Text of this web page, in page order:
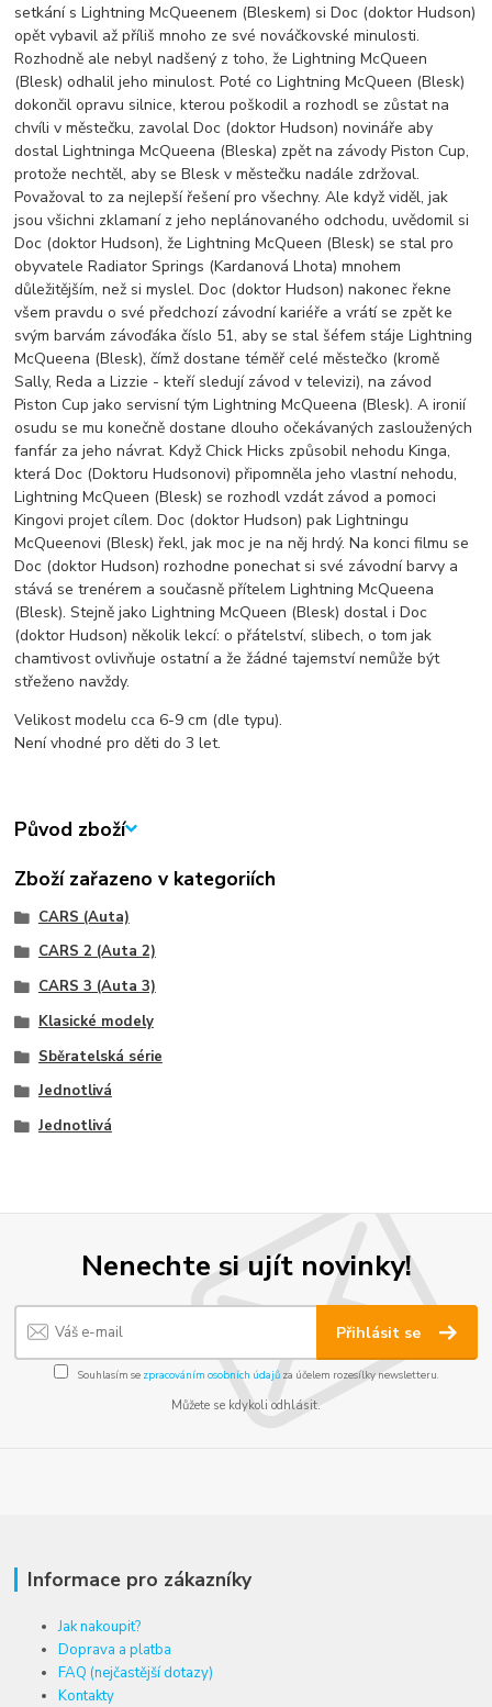
setkání s Lightning McQueenem (Bleskem) si Doc (doktor Hudson)
opět vybavil až příliš mnoho ze své nováčkovské minulosti.
Rozhodně ale nebyl nadšený z toho, že Lightning McQueen
(Blesk) odhalil jeho minulost. Poté co Lightning McQueen (Blesk)
dokončil opravu silnice, kterou poškodil a rozhodl se zůstat na
chvíli v městečku, zavolal Doc (doktor Hudson) novináře aby
dostal Lightninga McQueena (Bleska) zpět na závody Piston Cup,
protože nechtěl, aby se Blesk v městečku nadále zdržoval.
Považoval to za nejlepší řešení pro všechny. Ale když viděl, jak
jsou všichni zklamaní z jeho neplánovaného odchodu, uvědomil si
Doc (doktor Hudson), že Lightning McQueen (Blesk) se stal pro
obyvatele Radiator Springs (Kardanová Lhota) mnohem
důležitějším, než si myslel. Doc (doktor Hudson) nakonec řekne
všem pravdu o své předchozí závodní kariéře a vrátí se zpět ke
svým barvám závoďáka číslo 51, aby se stal šéfem stáje Lightning
McQueena (Blesk), čímž dostane téměř celé městečko (kromě
Sally, Reda a Lizzie - kteří sledují závod v televizi), na závod
Piston Cup jako servisní tým Lightning McQueena (Blesk). A ironií
osudu se mu konečně dostane dlouho očekávaných zasloužených
fanfár za jeho návrat. Když Chick Hicks způsobil nehodu Kinga,
která Doc (Doktoru Hudsonovi) připomněla jeho vlastní nehodu,
Lightning McQueen (Blesk) se rozhodl vzdát závod a pomoci
Kingovi projet cílem. Doc (doktor Hudson) pak Lightningu
McQueenovi (Blesk) řekl, jak moc je na něj hrdý. Na konci filmu se
Doc (doktor Hudson) rozhodne ponechat si své závodní barvy a
stává se trenérem a současně přítelem Lightning McQueena
(Blesk). Stejně jako Lightning McQueen (Blesk) dostal i Doc
(doktor Hudson) několik lekcí: o přátelství, slibech, o tom jak
chamtivost ovlivňuje ostatní a že žádné tajemství nemůže být
střeženo navždy.
Velikost modelu cca 6-9 cm (dle typu).
Není vhodné pro děti do 3 let.
Původ zboží
Zboží zařazeno v kategoriích
CARS (Auta)
CARS 2 (Auta 2)
CARS 3 (Auta 3)
Klasické modely
Sběratelská série
Jednotlivá
Jednotlivá
Nenechte si ujít novinky!
Přihlásit se
Souhlasím se zpracováním osobních údajůza účelem rozesílky newsletteru.
Můžete se kdykoli odhlásit.
Informace pro zákazníky
Jak nakoupit?
Doprava a platba
FAQ (nejčastější dotazy)
Kontakty